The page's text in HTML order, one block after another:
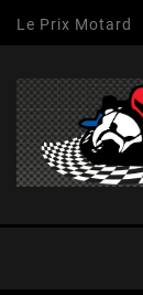
Le Prix Motard